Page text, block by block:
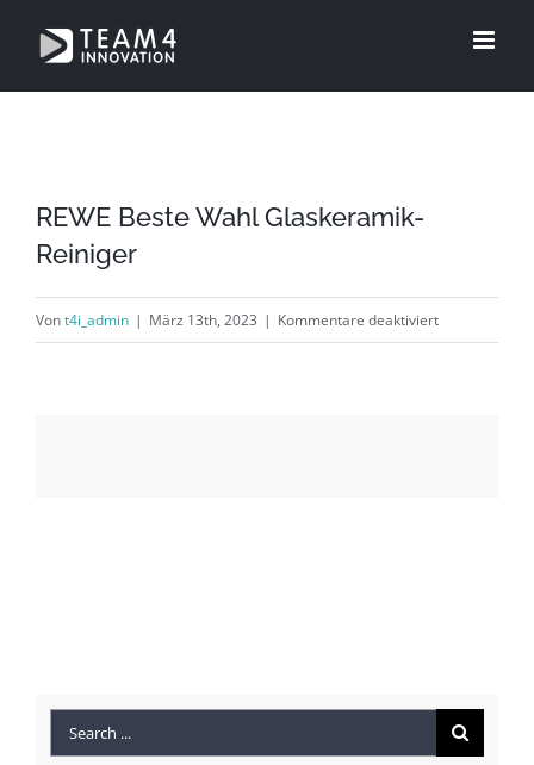
Inhalt
REWE Beste Wahl Glaskeramik-
Reiniger
Vont4i_admin | März 13th, 2023 | Kommentare deaktiviertfür
Search